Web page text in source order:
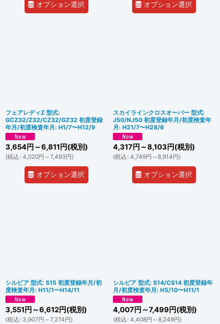
オプション選択 オプション選択
フェアレディZ 型式:
GCZ32/Z32/CZ32/GZ32 初度登録
年月/初度検査年月: H1/7〜H12/9
3,654円 ～6,811 円(税別)
(税込 : 4,020円 ～7,493円)
オプション選択
スカイラインクロスオーバー 型式:
J50/NJ50 初度登録年月/初度検査年
月: H21/7〜H28/6
4,317 円 ～8,103 円(税別)
(税込 : 4,749円 ～8,914円)
オプション選択
シルビア 型式: S15 初度登録年月/初
度検査年月: H11/1〜H14/11
3,551 円 ～6,612円(税別)
(税込 : 3,907円 ～7,274円)
シルビア 型式: S14/CS14 初度登録年
月/初度検査年月: H5/10〜H11/1
4,007 円 ～7,499 円(税別)
(税込 : 4,408円 ～8,249円)